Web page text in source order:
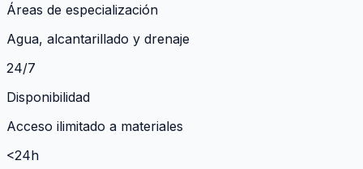
Áreas de especialización
Agua, alcantarillado y drenaje
24/7
Disponibilidad
Acceso ilimitado a materiales
<24h